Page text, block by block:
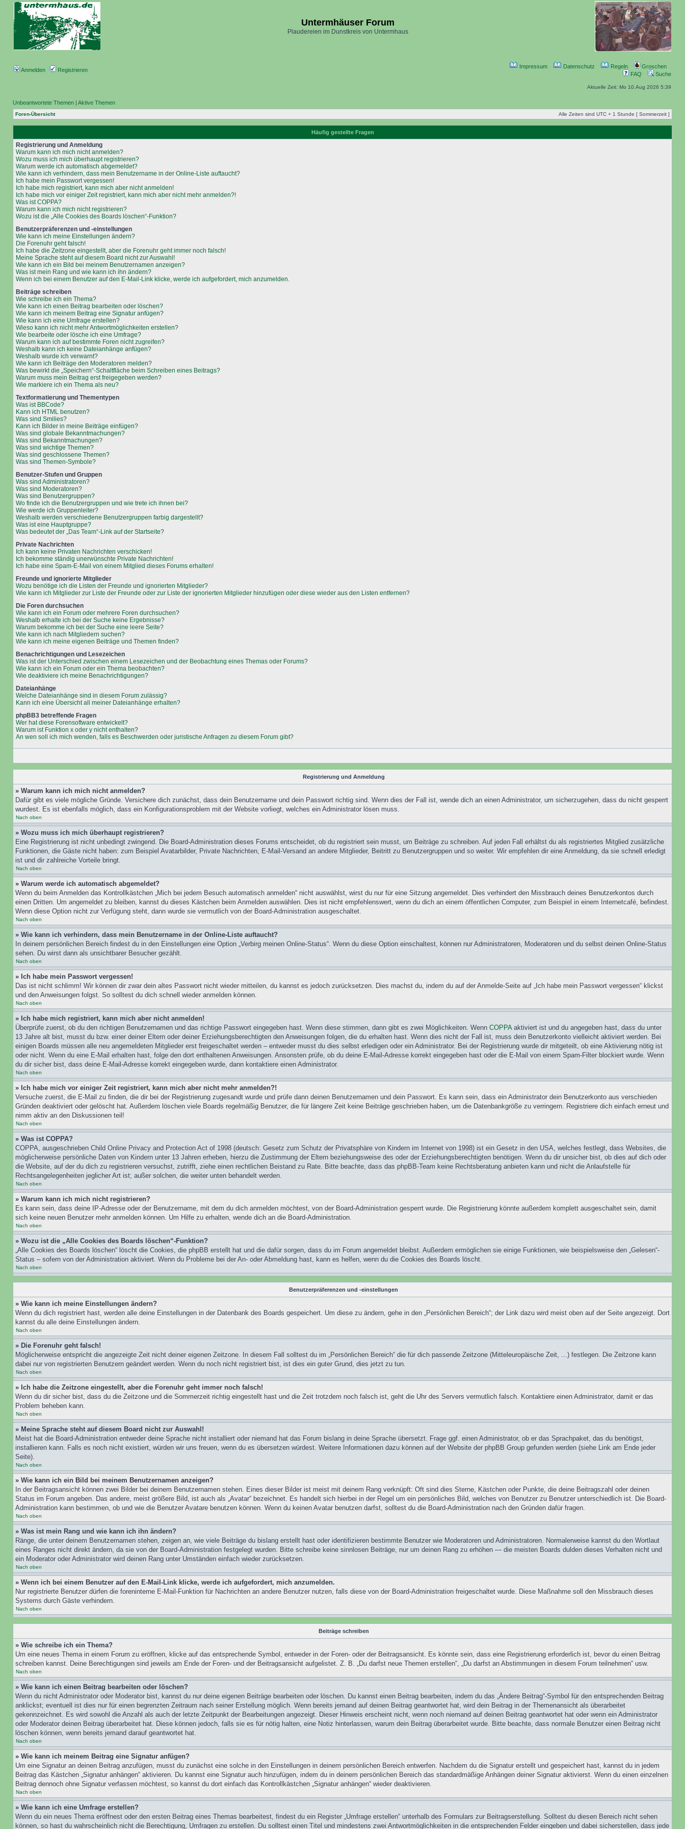
Untermhäuser Forum
Plaudereien im Dunstkreis von Untermhaus
Anmelden Registrieren
Impressum Datenschutz Regeln
Groschen
FAQ
Suche
Aktuelle Zeit: Mo 10.Aug 2026 5:39
Unbeantwortete Themen | Aktive Themen
Foren-Übersicht Alle Zeiten sind UTC + 1 Stunde [ Sommerzeit ]
Häufig gestellte Fragen
Registrierung und Anmeldung
Warum kann ich mich nicht anmelden?
Wozu muss ich mich überhaupt registrieren?
Warum werde ich automatisch abgemeldet?
Wie kann ich verhindern, dass mein Benutzername in der Online-Liste auftaucht?
Ich habe mein Passwort vergessen!
Ich habe mich registriert, kann mich aber nicht anmelden!
Ich habe mich vor einiger Zeit registriert, kann mich aber nicht mehr anmelden?!
Was ist COPPA?
Warum kann ich mich nicht registrieren?
Wozu ist die „Alle Cookies des Boards löschen“-Funktion?
Benutzerpräferenzen und -einstellungen
Wie kann ich meine Einstellungen ändern?
Die Forenuhr geht falsch!
Ich habe die Zeitzone eingestellt, aber die Forenuhr geht immer noch falsch!
Meine Sprache steht auf diesem Board nicht zur Auswahl!
Wie kann ich ein Bild bei meinem Benutzernamen anzeigen?
Was ist mein Rang und wie kann ich ihn ändern?
Wenn ich bei einem Benutzer auf den E-Mail-Link klicke, werde ich aufgefordert, mich anzumelden.
Beiträge schreiben
Wie schreibe ich ein Thema?
Wie kann ich einen Beitrag bearbeiten oder löschen?
Wie kann ich meinem Beitrag eine Signatur anfügen?
Wie kann ich eine Umfrage erstellen?
Wieso kann ich nicht mehr Antwortmöglichkeiten erstellen?
Wie bearbeite oder lösche ich eine Umfrage?
Warum kann ich auf bestimmte Foren nicht zugreifen?
Weshalb kann ich keine Dateianhänge anfügen?
Weshalb wurde ich verwarnt?
Wie kann ich Beiträge den Moderatoren melden?
Was bewirkt die „Speichern“-Schaltfläche beim Schreiben eines Beitrags?
Warum muss mein Beitrag erst freigegeben werden?
Wie markiere ich ein Thema als neu?
Textformatierung und Thementypen
Was ist BBCode?
Kann ich HTML benutzen?
Was sind Smilies?
Kann ich Bilder in meine Beiträge einfügen?
Was sind globale Bekanntmachungen?
Was sind Bekanntmachungen?
Was sind wichtige Themen?
Was sind geschlossene Themen?
Was sind Themen-Symbole?
Benutzer-Stufen und Gruppen
Was sind Administratoren?
Was sind Moderatoren?
Was sind Benutzergruppen?
Wo finde ich die Benutzergruppen und wie trete ich ihnen bei?
Wie werde ich Gruppenleiter?
Weshalb werden verschiedene Benutzergruppen farbig dargestellt?
Was ist eine Hauptgruppe?
Was bedeutet der „Das Team“-Link auf der Startseite?
Private Nachrichten
Ich kann keine Privaten Nachrichten verschicken!
Ich bekomme ständig unerwünschte Private Nachrichten!
Ich habe eine Spam-E-Mail von einem Mitglied dieses Forums erhalten!
Freunde und ignorierte Mitglieder
Wozu benötige ich die Listen der Freunde und ignorierten Mitglieder?
Wie kann ich Mitglieder zur Liste der Freunde oder zur Liste der ignorierten Mitglieder hinzufügen oder diese wieder aus den Listen entfernen?
Die Foren durchsuchen
Wie kann ich ein Forum oder mehrere Foren durchsuchen?
Weshalb erhalte ich bei der Suche keine Ergebnisse?
Warum bekomme ich bei der Suche eine leere Seite?
Wie kann ich nach Mitgliedern suchen?
Wie kann ich meine eigenen Beiträge und Themen finden?
Benachrichtigungen und Lesezeichen
Was ist der Unterschied zwischen einem Lesezeichen und der Beobachtung eines Themas oder Forums?
Wie kann ich ein Forum oder ein Thema beobachten?
Wie deaktiviere ich meine Benachrichtigungen?
Dateianhänge
Welche Dateianhänge sind in diesem Forum zulässig?
Kann ich eine Übersicht all meiner Dateianhänge erhalten?
phpBB3 betreffende Fragen
Wer hat diese Forensoftware entwickelt?
Warum ist Funktion x oder y nicht enthalten?
An wen soll ich mich wenden, falls es Beschwerden oder juristische Anfragen zu diesem Forum gibt?
Registrierung und Anmeldung
» Warum kann ich mich nicht anmelden?
Dafür gibt es viele mögliche Gründe. Versichere dich zunächst, dass dein Benutzername und dein Passwort richtig sind. Wenn dies der Fall ist, wende dich an einen Administrator, um sicherzugehen, dass du nicht gesperrt
wurdest. Es ist ebenfalls möglich, dass ein Konfigurationsproblem mit der Website vorliegt, welches ein Administrator lösen muss.
Nach oben
» Wozu muss ich mich überhaupt registrieren?
Eine Registrierung ist nicht unbedingt zwingend. Die Board-Administration dieses Forums entscheidet, ob du registriert sein musst, um Beiträge zu schreiben. Auf jeden Fall erhältst du als registriertes Mitglied zusätzliche
Funktionen, die Gäste nicht haben: zum Beispiel Avatarbilder, Private Nachrichten, E-Mail-Versand an andere Mitglieder, Beitritt zu Benutzergruppen und so weiter. Wir empfehlen dir eine Anmeldung, da sie schnell erledigt
ist und dir zahlreiche Vorteile bringt.
Nach oben
» Warum werde ich automatisch abgemeldet?
Wenn du beim Anmelden das Kontrollkästchen „Mich bei jedem Besuch automatisch anmelden“ nicht auswählst, wirst du nur für eine Sitzung angemeldet. Dies verhindert den Missbrauch deines Benutzerkontos durch
einen Dritten. Um angemeldet zu bleiben, kannst du dieses Kästchen beim Anmelden auswählen. Dies ist nicht empfehlenswert, wenn du dich an einem öffentlichen Computer, zum Beispiel in einem Internetcafé, befindest.
Wenn diese Option nicht zur Verfügung steht, dann wurde sie vermutlich von der Board-Administration ausgeschaltet.
Nach oben
» Wie kann ich verhindern, dass mein Benutzername in der Online-Liste auftaucht?
In deinem persönlichen Bereich findest du in den Einstellungen eine Option „Verbirg meinen Online-Status“. Wenn du diese Option einschaltest, können nur Administratoren, Moderatoren und du selbst deinen Online-Status
sehen. Du wirst dann als unsichtbarer Besucher gezählt.
Nach oben
» Ich habe mein Passwort vergessen!
Das ist nicht schlimm! Wir können dir zwar dein altes Passwort nicht wieder mitteilen, du kannst es jedoch zurücksetzen. Dies machst du, indem du auf der Anmelde-Seite auf „Ich habe mein Passwort vergessen“ klickst
und den Anweisungen folgst. So solltest du dich schnell wieder anmelden können.
Nach oben
» Ich habe mich registriert, kann mich aber nicht anmelden!
Überprüfe zuerst, ob du den richtigen Benutzernamen und das richtige Passwort eingegeben hast. Wenn diese stimmen, dann gibt es zwei Möglichkeiten. Wenn COPPAaktiviert ist und du angegeben hast, dass du unter
13 Jahre alt bist, musst du bzw. einer deiner Eltern oder deiner Erziehungsberechtigten den Anweisungen folgen, die du erhalten hast. Wenn dies nicht der Fall ist, muss dein Benutzerkonto vielleicht aktiviert werden. Bei
einigen Boards müssen alle neu angemeldeten Mitglieder erst freigeschaltet werden – entweder musst du dies selbst erledigen oder ein Administrator. Bei der Registrierung wurde dir mitgeteilt, ob eine Aktivierung nötig ist
oder nicht. Wenn du eine E-Mail erhalten hast, folge den dort enthaltenen Anweisungen. Ansonsten prüfe, ob du deine E-Mail-Adresse korrekt eingegeben hast oder die E-Mail von einem Spam-Filter blockiert wurde. Wenn
du dir sicher bist, dass deine E-Mail-Adresse korrekt eingegeben wurde, dann kontaktiere einen Administrator.
Nach oben
» Ich habe mich vor einiger Zeit registriert, kann mich aber nicht mehr anmelden?!
Versuche zuerst, die E-Mail zu finden, die dir bei der Registrierung zugesandt wurde und prüfe dann deinen Benutzernamen und dein Passwort. Es kann sein, dass ein Administrator dein Benutzerkonto aus verschieden
Gründen deaktiviert oder gelöscht hat. Außerdem löschen viele Boards regelmäßig Benutzer, die für längere Zeit keine Beiträge geschrieben haben, um die Datenbankgröße zu verringern. Registriere dich einfach erneut und
nimm aktiv an den Diskussionen teil!
Nach oben
» Was ist COPPA?
COPPA, ausgeschrieben Child Online Privacy and Protection Act of 1998 (deutsch: Gesetz zum Schutz der Privatsphäre von Kindern im Internet von 1998) ist ein Gesetz in den USA, welches festlegt, dass Websites, die
möglicherweise persönliche Daten von Kindern unter 13 Jahren erheben, hierzu die Zustimmung der Eltern beziehungsweise des oder der Erziehungsberechtigten benötigen. Wenn du dir unsicher bist, ob dies auf dich oder
die Website, auf der du dich zu registrieren versuchst, zutrifft, ziehe einen rechtlichen Beistand zu Rate. Bitte beachte, dass das phpBB-Team keine Rechtsberatung anbieten kann und nicht die Anlaufstelle für
Rechtsangelegenheiten jeglicher Art ist; außer solchen, die weiter unten behandelt werden.
Nach oben
» Warum kann ich mich nicht registrieren?
Es kann sein, dass deine IP-Adresse oder der Benutzername, mit dem du dich anmelden möchtest, von der Board-Administration gesperrt wurde. Die Registrierung könnte außerdem komplett ausgeschaltet sein, damit
sich keine neuen Benutzer mehr anmelden können. Um Hilfe zu erhalten, wende dich an die Board-Administration.
Nach oben
» Wozu ist die „Alle Cookies des Boards löschen“-Funktion?
„Alle Cookies des Boards löschen“ löscht die Cookies, die phpBB erstellt hat und die dafür sorgen, dass du im Forum angemeldet bleibst. Außerdem ermöglichen sie einige Funktionen, wie beispielsweise den „Gelesen“-
Status – sofern von der Administration aktiviert. Wenn du Probleme bei der An- oder Abmeldung hast, kann es helfen, wenn du die Cookies des Boards löscht.
Nach oben
Benutzerpräferenzen und -einstellungen
» Wie kann ich meine Einstellungen ändern?
Wenn du dich registriert hast, werden alle deine Einstellungen in der Datenbank des Boards gespeichert. Um diese zu ändern, gehe in den „Persönlichen Bereich“; der Link dazu wird meist oben auf der Seite angezeigt. Dort
kannst du alle deine Einstellungen ändern.
Nach oben
» Die Forenuhr geht falsch!
Möglicherweise entspricht die angezeigte Zeit nicht deiner eigenen Zeitzone. In diesem Fall solltest du im „Persönlichen Bereich“ die für dich passende Zeitzone (Mitteleuropäische Zeit, ...) festlegen. Die Zeitzone kann
dabei nur von registrierten Benutzern geändert werden. Wenn du noch nicht registriert bist, ist dies ein guter Grund, dies jetzt zu tun.
Nach oben
» Ich habe die Zeitzone eingestellt, aber die Forenuhr geht immer noch falsch!
Wenn du dir sicher bist, dass du die Zeitzone und die Sommerzeit richtig eingestellt hast und die Zeit trotzdem noch falsch ist, geht die Uhr des Servers vermutlich falsch. Kontaktiere einen Administrator, damit er das
Problem beheben kann.
Nach oben
» Meine Sprache steht auf diesem Board nicht zur Auswahl!
Meist hat die Board-Administration entweder deine Sprache nicht installiert oder niemand hat das Forum bislang in deine Sprache übersetzt. Frage ggf. einen Administrator, ob er das Sprachpaket, das du benötigst,
installieren kann. Falls es noch nicht existiert, würden wir uns freuen, wenn du es übersetzen würdest. Weitere Informationen dazu können auf der Website der phpBB Group gefunden werden (siehe Link am Ende jeder
Seite).
Nach oben
» Wie kann ich ein Bild bei meinem Benutzernamen anzeigen?
In der Beitragsansicht können zwei Bilder bei deinem Benutzernamen stehen. Eines dieser Bilder ist meist mit deinem Rang verknüpft: Oft sind dies Sterne, Kästchen oder Punkte, die deine Beitragszahl oder deinen
Status im Forum angeben. Das andere, meist größere Bild, ist auch als „Avatar“ bezeichnet. Es handelt sich hierbei in der Regel um ein persönliches Bild, welches von Benutzer zu Benutzer unterschiedlich ist. Die Board-
Administration kann bestimmen, ob und wie die Benutzer Avatare benutzen können. Wenn du keinen Avatar benutzen darfst, solltest du die Board-Administration nach den Gründen dafür fragen.
Nach oben
» Was ist mein Rang und wie kann ich ihn ändern?
Ränge, die unter deinem Benutzernamen stehen, zeigen an, wie viele Beiträge du bislang erstellt hast oder identifizieren bestimmte Benutzer wie Moderatoren und Administratoren. Normalerweise kannst du den Wortlaut
eines Ranges nicht direkt ändern, da sie von der Board-Administration festgelegt wurden. Bitte schreibe keine sinnlosen Beiträge, nur um deinen Rang zu erhöhen — die meisten Boards dulden dieses Verhalten nicht und
ein Moderator oder Administrator wird deinen Rang unter Umständen einfach wieder zurücksetzen.
Nach oben
» Wenn ich bei einem Benutzer auf den E-Mail-Link klicke, werde ich aufgefordert, mich anzumelden.
Nur registrierte Benutzer dürfen die foreninterne E-Mail-Funktion für Nachrichten an andere Benutzer nutzen, falls diese von der Board-Administration freigeschaltet wurde. Diese Maßnahme soll den Missbrauch dieses
Systems durch Gäste verhindern.
Nach oben
Beiträge schreiben
» Wie schreibe ich ein Thema?
Um eine neues Thema in einem Forum zu eröffnen, klicke auf das entsprechende Symbol, entweder in der Foren- oder der Beitragsansicht. Es könnte sein, dass eine Registrierung erforderlich ist, bevor du einen Beitrag
schreiben kannst. Deine Berechtigungen sind jeweils am Ende der Foren- und der Beitragsansicht aufgelistet. Z. B. „Du darfst neue Themen erstellen“, „Du darfst an Abstimmungen in diesem Forum teilnehmen“ usw.
Nach oben
» Wie kann ich einen Beitrag bearbeiten oder löschen?
Wenn du nicht Administrator oder Moderator bist, kannst du nur deine eigenen Beiträge bearbeiten oder löschen. Du kannst einen Beitrag bearbeiten, indem du das „Ändere Beitrag“-Symbol für den entsprechenden Beitrag
anklickst; eventuell ist dies nur für einen begrenzten Zeitraum nach seiner Erstellung möglich. Wenn bereits jemand auf deinen Beitrag geantwortet hat, wird dein Beitrag in der Themenansicht als überarbeitet
gekennzeichnet. Es wird sowohl die Anzahl als auch der letzte Zeitpunkt der Bearbeitungen angezeigt. Dieser Hinweis erscheint nicht, wenn noch niemand auf deinen Beitrag geantwortet hat oder wenn ein Administrator
oder Moderator deinen Beitrag überarbeitet hat. Diese können jedoch, falls sie es für nötig halten, eine Notiz hinterlassen, warum dein Beitrag überarbeitet wurde. Bitte beachte, dass normale Benutzer einen Beitrag nicht
löschen können, wenn bereits jemand darauf geantwortet hat.
Nach oben
» Wie kann ich meinem Beitrag eine Signatur anfügen?
Um eine Signatur an deinen Beitrag anzufügen, musst du zunächst eine solche in den Einstellungen in deinem persönlichen Bereich entwerfen. Nachdem du die Signatur erstellt und gespeichert hast, kannst du in jedem
Beitrag das Kästchen „Signatur anhängen“ aktivieren. Du kannst eine Signatur auch hinzufügen, indem du in deinem persönlichen Bereich das standardmäßige Anhängen deiner Signatur aktivierst. Wenn du einen einzelnen
Beitrag dennoch ohne Signatur verfassen möchtest, so kannst du dort einfach das Kontrollkästchen „Signatur anhängen“ wieder deaktivieren.
Nach oben
» Wie kann ich eine Umfrage erstellen?
Wenn du ein neues Thema eröffnest oder den ersten Beitrag eines Themas bearbeitest, findest du ein Register „Umfrage erstellen“ unterhalb des Formulars zur Beitragserstellung. Solltest du diesen Bereich nicht sehen
können, so hast du wahrscheinlich nicht die Berechtigung, Umfragen zu erstellen. Du solltest einen Titel und mindestens zwei Antwortmöglichkeiten in die entsprechenden Felder eingeben und dabei sicherstellen, dass jede